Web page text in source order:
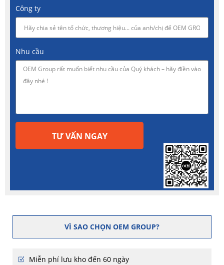
Công ty
Nhu cầu
TƯ VẤN NGAY
VÌ SAO CHỌN OEM GROUP?
Miễn phí lưu kho đến 60 ngày